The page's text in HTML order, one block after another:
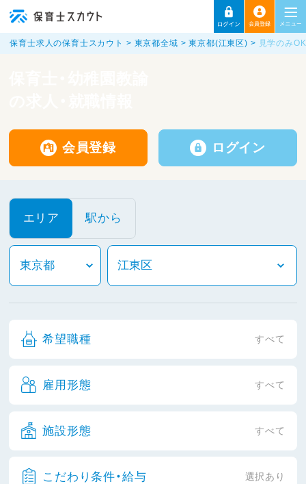
保育士求人の保育士スカウト 東京都全域 東京都(江東区) 見学のみ
会員登録 ログイン
エリア 駅から
希望職種 すべて
雇用形態 すべて
施設形態 すべて
こだわり条件・給与 選択あり